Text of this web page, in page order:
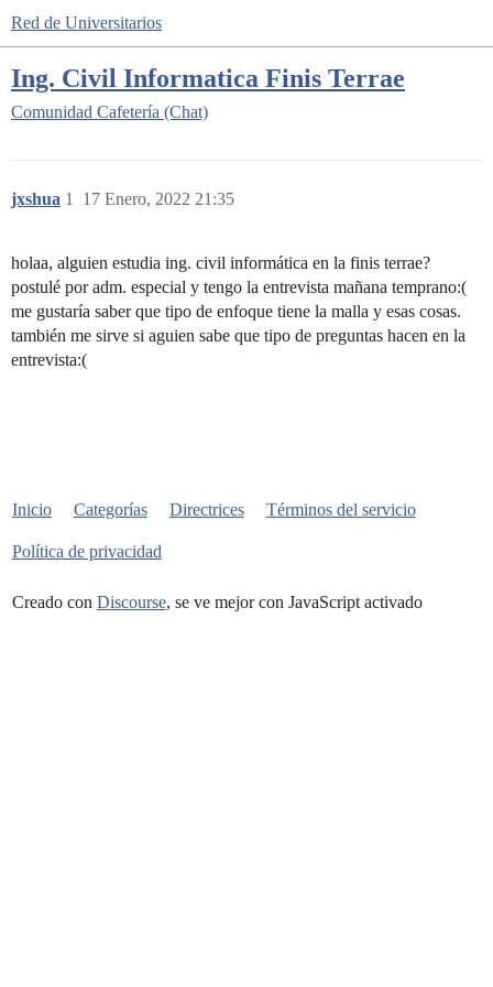
Red de Universitarios
Ing. Civil Informatica Finis Terrae
Comunidad Cafetería (Chat)
jxshua 17 Enero, 2022 21:35
1
holaa, alguien estudia ing. civil informática en la finis terrae?
postulé por adm. especial y tengo la entrevista mañana temprano:(
me gustaría saber que tipo de enfoque tiene la malla y esas cosas.
también me sirve si aguien sabe que tipo de preguntas hacen en la
entrevista:(
Inicio Categorías Directrices Términos del servicio
Política de privacidad
Creado con Discourse, se ve mejor con JavaScript activado